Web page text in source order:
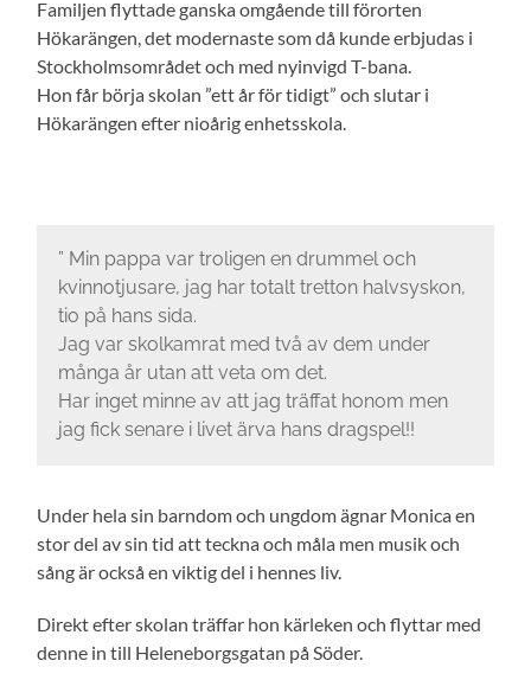
Familjen flyttade ganska omgående till förorten
Hökarängen, det modernaste som då kunde erbjudas i
Stockholmsområdet och med nyinvigd T-bana.
Hon får börja skolan ”ett år för tidigt” och slutar i
Hökarängen efter nioårig enhetsskola.
” Min pappa var troligen en drummel och
kvinnotjusare, jag har totalt tretton halvsyskon,
tio på hans sida.
Jag var skolkamrat med två av dem under
många år utan att veta om det.
Har inget minne av att jag träffat honom men
jag fick senare i livet ärva hans dragspel!!
Under hela sin barndom och ungdom ägnar Monica en
stor del av sin tid att teckna och måla men musik och
sång är också en viktig del i hennes liv.
Direkt efter skolan träffar hon kärleken och flyttar med
denne in till Heleneborgsgatan på Söder.